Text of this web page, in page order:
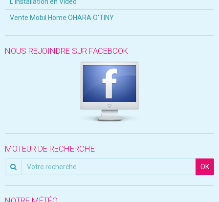
Vente Mobil Home OHARA O'TINY
NOUS REJOINDRE SUR FACEBOOK
MOTEUR DE RECHERCHE
OK